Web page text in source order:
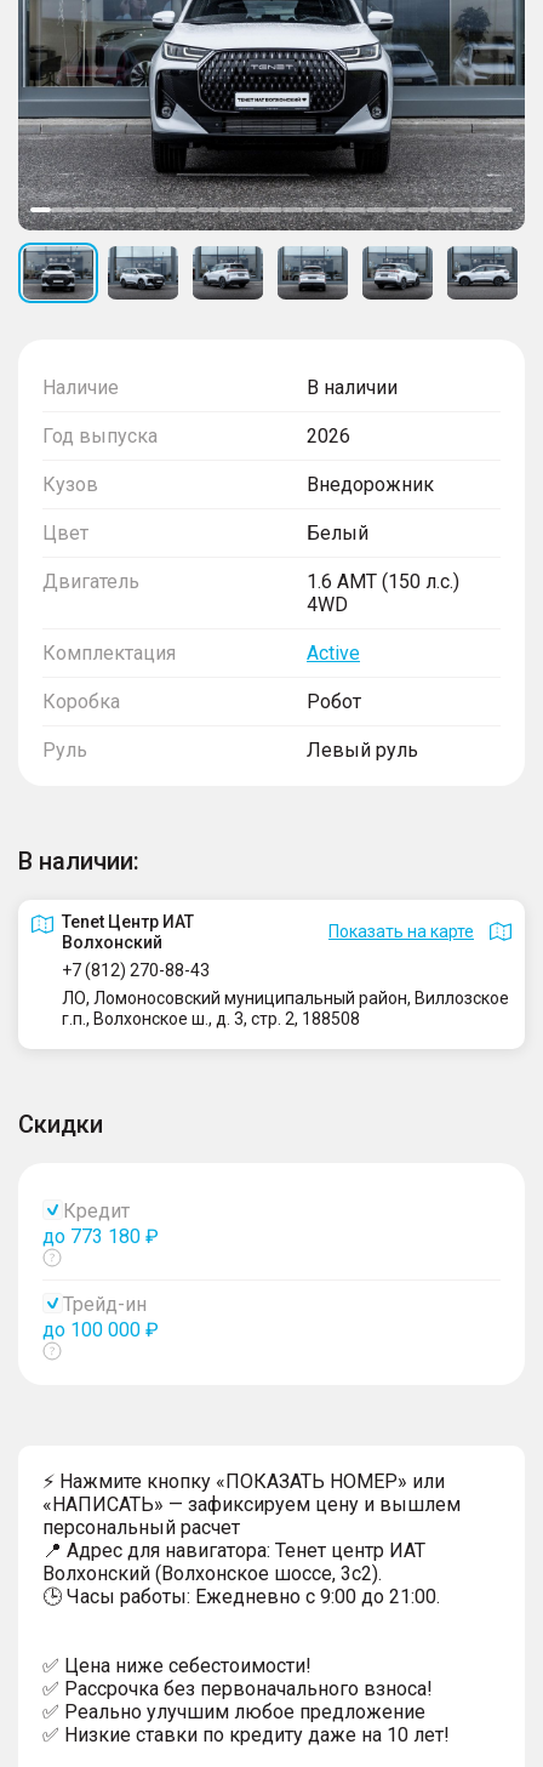
Наличие В наличии
Год выпуска 2026
Кузов Внедорожник
Цвет Белый
Двигатель
1.6 AMT (150 л.с.)
4WD
Комплектация Active
Коробка Робот
Руль Левый руль
В наличии:
Tenet Центр ИАТ
Волхонский
Показать на карте
+7 (812) 270-88-43
ЛО, Ломоносовский муниципальный район, Виллозское
г.п., Волхонское ш., д. 3, стр. 2, 188508
Скидки
Кредит
до 773 180 ₽
Показать
Трейд-ин
до 100 000 ₽
Показать
⚡ Нажмите кнопку «ПОКАЗАТЬ НОМЕР» или
«НАПИСАТЬ» — зафиксируем цену и вышлем
персональный расчет
📍 Адрес для навигатора: Тенет центр ИАТ
Волхонский (Волхонское шоссе, 3с2).
🕒 Часы работы: Ежедневно с 9:00 до 21:00.
✅ Цена ниже себестоимости!
✅ Рассрочка без первоначального взноса!
✅ Реально улучшим любое предложение
✅ Низкие ставки по кредиту даже на 10 лет!